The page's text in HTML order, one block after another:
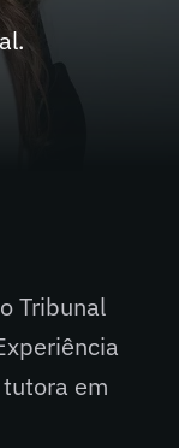
Tribunal
em